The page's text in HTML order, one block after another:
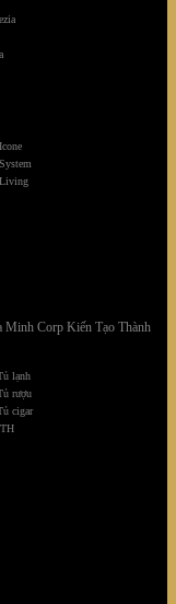
lạnh
rượu
cigar
Corp Kiến Tạo Thành